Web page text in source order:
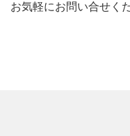
お気軽にお問い合せく